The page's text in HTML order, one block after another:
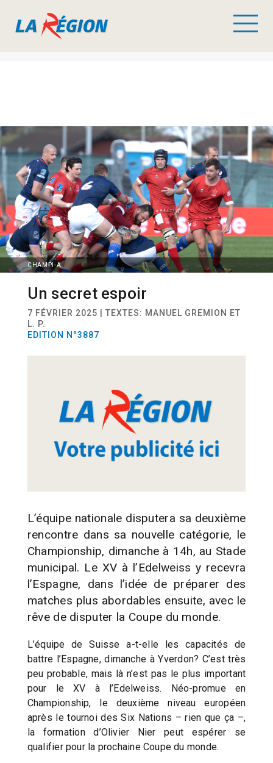
CHAMPI-A
Un secret espoir
7 FÉVRIER 2025 | TEXTES: MANUEL GREMION ET
L. P.
EDITION N°3887
L’équipe nationale disputera sa deuxième
rencontre dans sa nouvelle catégorie, le
Championship, dimanche à 14h, au Stade
municipal. Le XV à l’Edelweiss y recevra
l’Espagne, dans l’idée de préparer des
matches plus abordables ensuite, avec le
rêve de disputer la Coupe du monde.
L’équipe de Suisse a-t-elle les capacités de
battre l’Espagne, dimanche à Yverdon? C’est très
peu probable, mais là n’est pas le plus important
pour le XV à l’Edelweiss. Néo-promue en
Championship, le deuxième niveau européen
après le tournoi des Six Nations – rien que ça –,
la formation d’Olivier Nier peut espérer se
qualifier pour la prochaine Coupe du monde.